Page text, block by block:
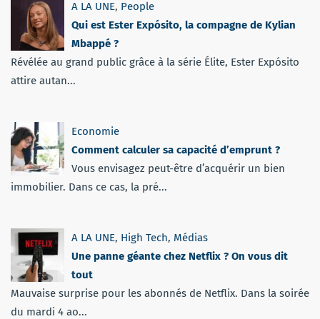
A LA UNE, People
Qui est Ester Expósito, la compagne de Kylian
Mbappé ?
Révélée au grand public grâce à la série Élite, Ester Expósito
attire autan...
Economie
Comment calculer sa capacité d’emprunt ?
Vous envisagez peut-être d’acquérir un bien
immobilier. Dans ce cas, la pré...
A LA UNE, High Tech, Médias
Une panne géante chez Netflix ? On vous dit
tout
Mauvaise surprise pour les abonnés de Netflix. Dans la soirée
du mardi 4 ao...